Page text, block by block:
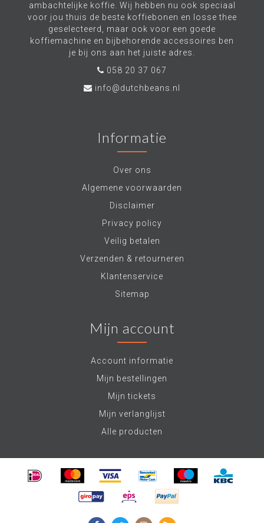
ambachtelijke koffie. Wij hebben nu ook speciaal
voor jou thuis de beste koffiebonen en losse thee
geselecteerd, maar ook voor een goede
koffiemachine en bijbehorende accessoires ben
je bij ons aan het juiste adres.
058 20 37 067
info@dutchbeans.nl
Informatie
Over ons
Algemene voorwaarden
Disclaimer
Privacy policy
Veilig betalen
Verzenden & retourneren
Klantenservice
Sitemap
Mijn account
Account informatie
Mijn bestellingen
Mijn tickets
Mijn verlanglijst
Alle producten